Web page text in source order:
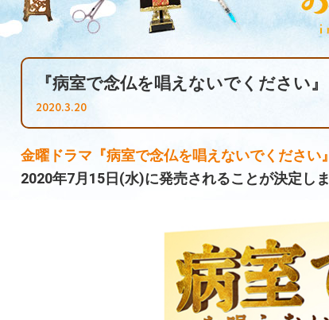
『病室で念仏を唱えないでください
2020.3.20
金曜ドラマ『病室で念仏を唱えないでください』
2020年7月15日(水)に発売されることが決定し